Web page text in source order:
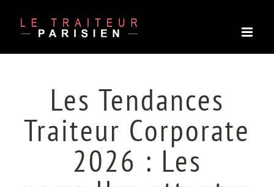
contenu
Les Tendances
Traiteur Corporate
2026 : Les